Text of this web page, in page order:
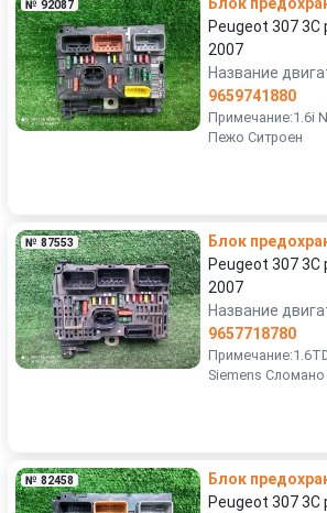
№ 92087
Peugeot 307
2007
Название
9659741880
Примечание:1.6i
Пежо Ситроен
№ 87553
Блок
Peugeot 307
2007
Название
9657718780
Siemens
№ 82458
Блок
Peugeot 307